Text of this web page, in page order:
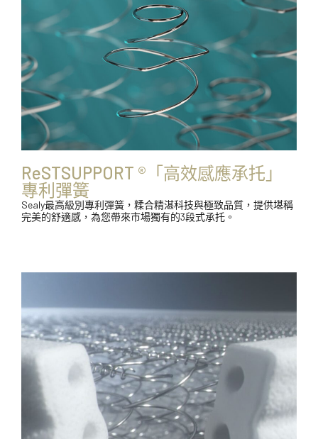
ReSTSUPPORT ®「高效感應承托」
專利彈簧
Sealy最高級別專利彈簧，糅合精湛科技與極致品質，提供堪稱
完美的舒適感，為您帶來市場獨有的3段式承托。